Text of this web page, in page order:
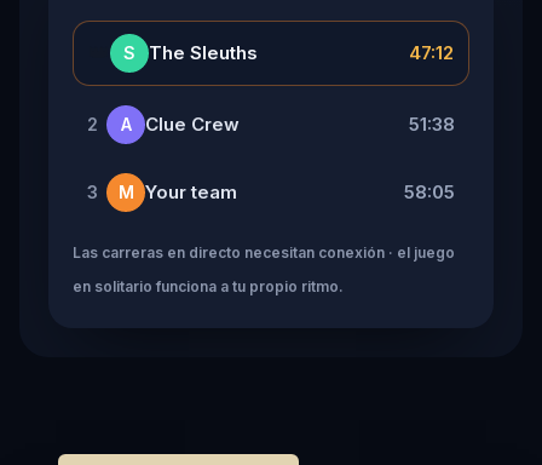
S The Sleuths 47:12
2 A Clue Crew 51:38
3 M Your team 58:05
Las carreras en directo necesitan conexión · el juego
en solitario funciona a tu propio ritmo.